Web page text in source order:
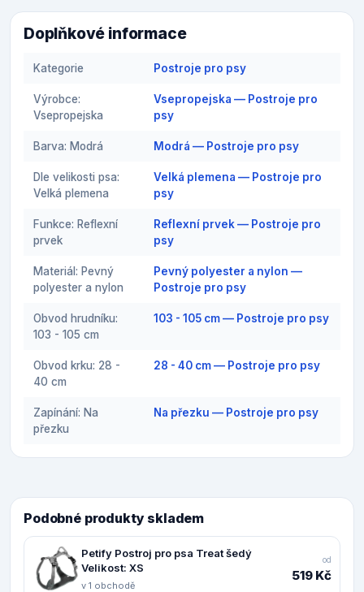
Doplňkové informace
Kategorie Postroje pro psy
Výrobce:
Vsepropejska
Vsepropejska — Postroje pro
psy
Barva: Modrá Modrá — Postroje pro psy
Dle velikosti psa:
Velká plemena
Velká plemena — Postroje pro
psy
Funkce: Reflexní
prvek
Reflexní prvek — Postroje pro
psy
Materiál: Pevný
polyester a nylon
Pevný polyester a nylon —
Postroje pro psy
Obvod hrudníku:
103 - 105 cm
103 - 105 cm — Postroje pro psy
Obvod krku: 28 -
40 cm
28 - 40 cm — Postroje pro psy
Zapínání: Na
přezku
Na přezku — Postroje pro psy
Podobné produkty skladem
Petify Postroj pro psa Treat šedý
Velikost: XS
v 1 obchodě
od
519 Kč